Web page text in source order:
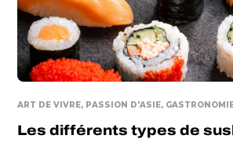
ART DE VIVRE PASSION D'ASIE
Les différents types de